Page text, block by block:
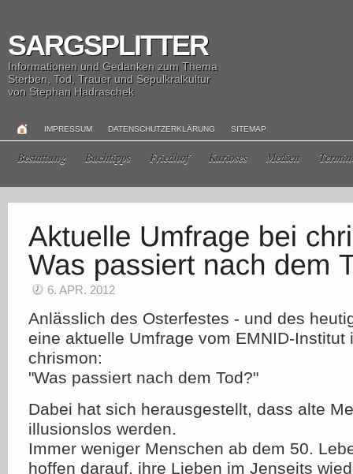
SARGSPLITTER
Informationen und Gedanken zum Thema
Sterben, Tod, Trauer und Sepulkralkultur
von Stephan Hadraschek
IMPRESSUM DATENSCHUTZERKLÄRUNG SITEMAP
Bestattung Buchtipps Friedhof Kurioses Medien
6. APR. 2012
Anlässlich des Osterfestes - und des
eine aktuelle Umfrage vom EMNID-Institut
chrismon:
"Was passiert nach dem Tod?"
Dabei hat sich herausgestellt, dass alte
illusionslos werden.
Immer weniger Menschen ab dem 50.
hoffen darauf, ihre Lieben im Jenseits